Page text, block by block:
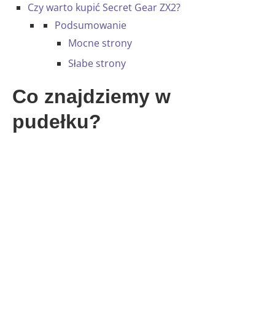
Czy warto kupić Secret Gear ZX2?
Podsumowanie
Mocne strony
Słabe strony
Co znajdziemy w
pudełku?